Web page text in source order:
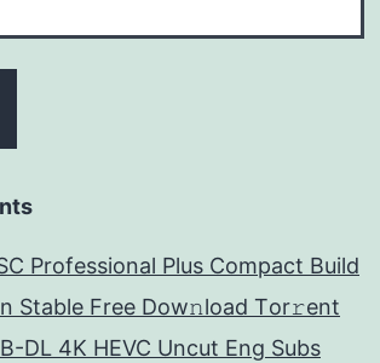
Professional Plus Compact Build
Stable Frее Dow𝚗load Tоr𝚛ent
DL 4K HEVC Uncut Eng Subs